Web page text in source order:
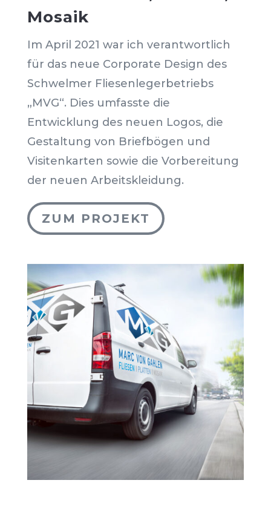
Mosaik
Im April 2021 war ich verantwortlich
für das neue Corporate Design des
Schwelmer Fliesenlegerbetriebs
„MVG“. Dies umfasste die
Entwicklung des neuen Logos, die
Gestaltung von Briefbögen und
Visitenkarten sowie die Vorbereitung
der neuen Arbeitskleidung.
ZUM PROJEKT